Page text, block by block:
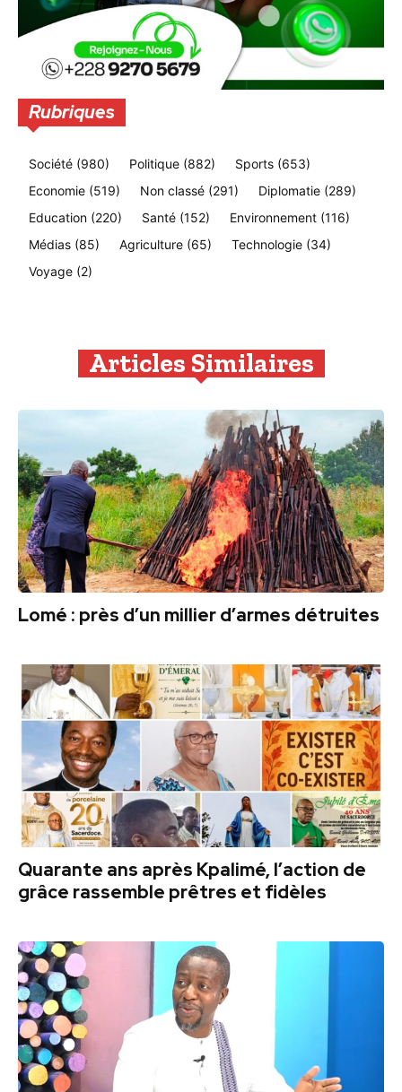
Rubriques
Société (980) Politique (882) Sports (653)
Economie (519) Non classé (291) Diplomatie (289)
Education (220) Santé (152) Environnement (116)
Médias (85) Agriculture (65) Technologie (34)
Voyage (2)
Articles Similaires
Lomé : près d’un millier d’armes détruites
Quarante ans après Kpalimé, l’action de
grâce rassemble prêtres et fidèles